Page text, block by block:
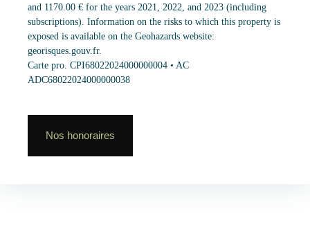
and 1170.00 € for the years 2021, 2022, and 2023 (including
subscriptions). Information on the risks to which this property is
exposed is available on the Geohazards website:
georisques.gouv.fr.
Carte pro. CPI68022024000000004 • AC
ADC68022024000000038
Nos honoraires